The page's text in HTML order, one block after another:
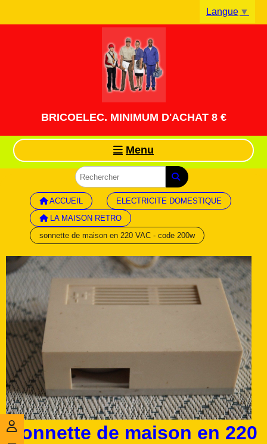
BRICOELEC. MINIMUM D'ACHAT 8 €
Menu
ACCUEIL
ELECTRICITE DOMESTIQUE
LA MAISON RETRO
sonnette de maison en 220 VAC - code 200w
sonnette de maison en 220
Langue ▼